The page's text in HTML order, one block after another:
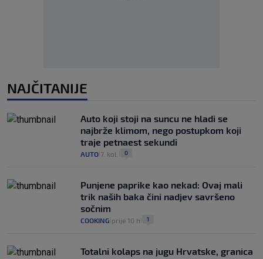
NAJČITANIJE
Auto koji stoji na suncu ne hladi se
najbrže klimom, nego postupkom koji
traje petnaest sekundi
AUTO 7. kol. 0
Punjene paprike kao nekad: Ovaj mali
trik naših baka čini nadjev savršeno
sočnim
COOKING prije 10 h 1
Totalni kolaps na jugu Hrvatske, granica